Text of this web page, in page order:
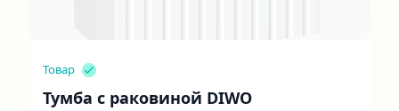
Товар
Тумба с раковиной DIWO